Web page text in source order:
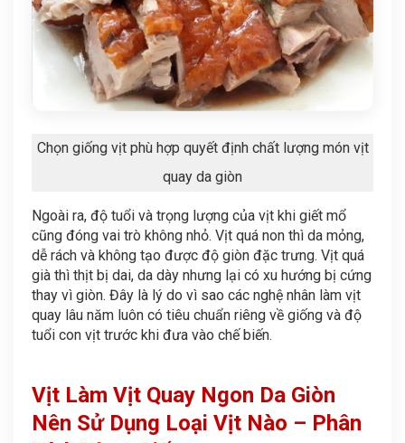
Chọn giống vịt phù hợp quyết định chất lượng món vịt
quay da giòn
Ngoài ra, độ tuổi và trọng lượng của vịt khi giết mổ
cũng đóng vai trò không nhỏ. Vịt quá non thì da mỏng,
dễ rách và không tạo được độ giòn đặc trưng. Vịt quá
già thì thịt bị dai, da dày nhưng lại có xu hướng bị cứng
thay vì giòn. Đây là lý do vì sao các nghệ nhân làm vịt
quay lâu năm luôn có tiêu chuẩn riêng về giống và độ
tuổi con vịt trước khi đưa vào chế biến.
Vịt Làm Vịt Quay Ngon Da Giòn
Nên Sử Dụng Loại Vịt Nào – Phân